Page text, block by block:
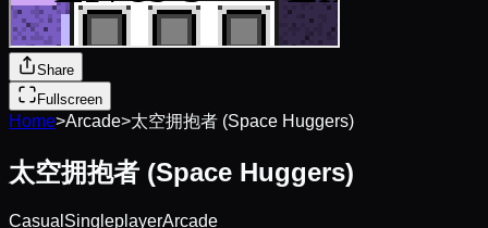
Share
Fullscreen
Home>Arcade>太空拥抱者 (Space Huggers)
太空拥抱者 (Space Huggers)
Casual SingleplayerArcade